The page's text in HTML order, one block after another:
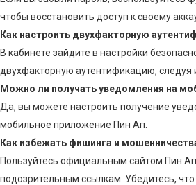
чтобы восстановить доступ к своему
Как настроить двухфакторную
В кабинете зайдите в настройки
двухфакторную аутентификацию, следуя
Можно ли получать уведомления на
Да, вы можете настроить получение
мобильное приложение Пин Ап.
Как избежать фишинга и
Пользуйтесь официальным сайтом Пин
подозрительным ссылкам. Убедитесь,